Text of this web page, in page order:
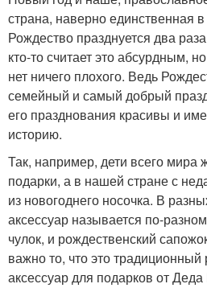
страна, наверно единственная
Рождество празднуется два
кто-то считает это абсурдным,
нет ничего плохого. Ведь
семейный и самый добрый
его празднования красивы и
историю.
Так, например, дети всего мира
подарки, а в нашей стране с
из новогоднего носочка. В
аксессуар называется по-
чулок, и рождественский
важно то, что это традиционный
аксессуар для подарков от